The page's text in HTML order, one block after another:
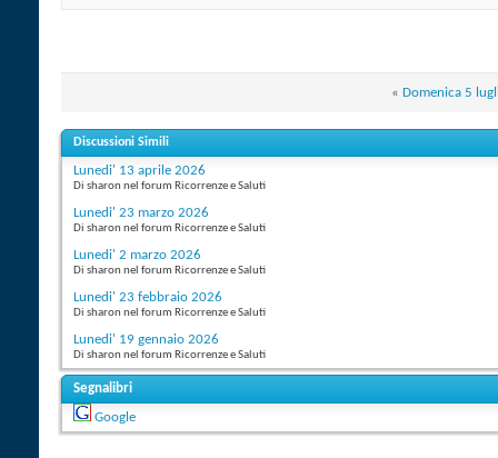
« Domenica 5
Discussioni Simili
Lunedi' 13 aprile 2026
Di sharon nel forum Ricorrenze e Saluti
Lunedi' 23 marzo 2026
Di sharon nel forum Ricorrenze e Saluti
Lunedi' 2 marzo 2026
Di sharon nel forum Ricorrenze e Saluti
Lunedi' 23 febbraio 2026
Di sharon nel forum Ricorrenze e Saluti
Lunedi' 19 gennaio 2026
Di sharon nel forum Ricorrenze e Saluti
Segnalibri
Google